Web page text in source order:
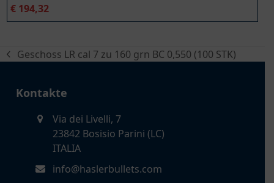
€194,32
vorheriger
Geschoss LR cal 7 zu 160 grn BC 0,550 (100 STK)
Kontakte
Via dei Livelli, 7
23842 Bosisio Parini (LC)
ITALIA
info@haslerbullets.com